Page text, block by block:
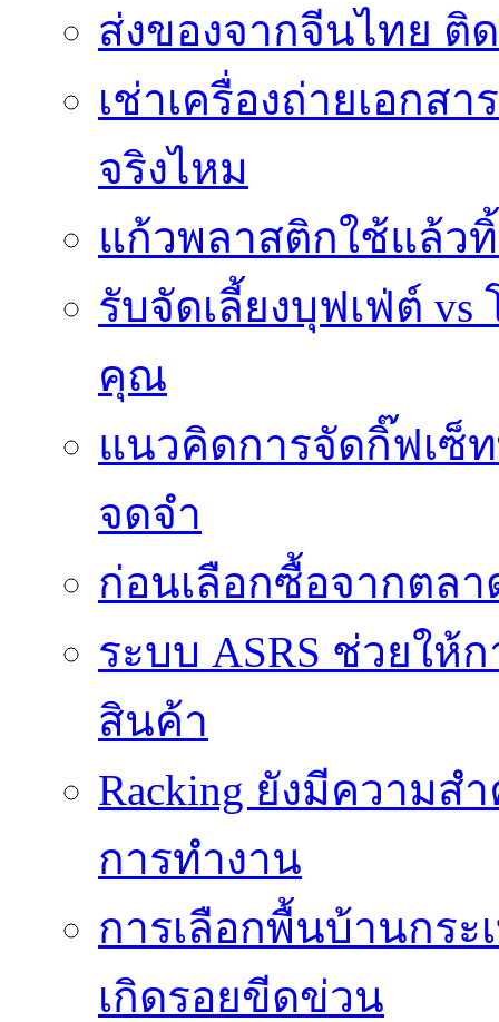
ส่งของจากจีนไทย ติ
เช่าเครื่องถ่ายเอกส
จริงไหม
แก้วพลาสติกใช้แล้ว
รับจัดเลี้ยงบุฟเฟ่ต์
คุณ
แนวคิดการจัดกิ๊ฟเซ็
จดจำ
ก่อนเลือกซื้อจากตล
ระบบ ASRS ช่วยให้
สินค้า
Racking ยังมีความ
การทำงาน
การเลือกพื้นบ้านกร
เกิดรอยขีดข่วน